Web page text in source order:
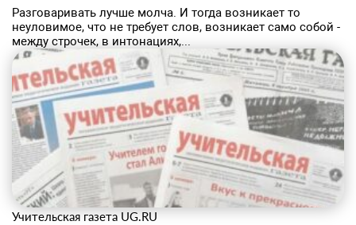
Разговаривать лучше молча. И тогда возникает то
неуловимое, что не требует слов, возникает само собой -
между строчек, в интонациях,...
Учительская газета UG.RU